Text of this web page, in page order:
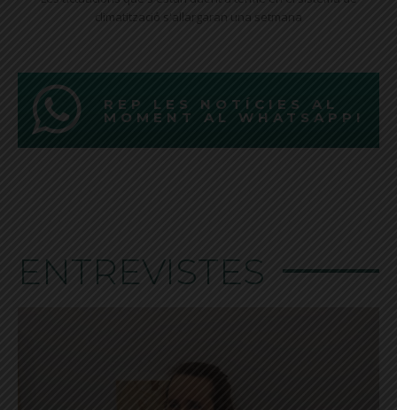
climatització s'allargaran una setmana
REP LES NOTÍCIES AL
MOMENT AL WHATSAPP!
ENTREVISTES